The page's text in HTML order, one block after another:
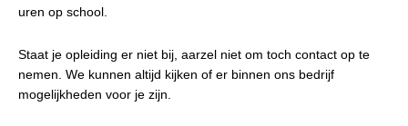
uren op school.
Staat je opleiding er niet bij, aarzel niet om toch contact op te
nemen. We kunnen altijd kijken of er binnen ons bedrijf
mogelijkheden voor je zijn.